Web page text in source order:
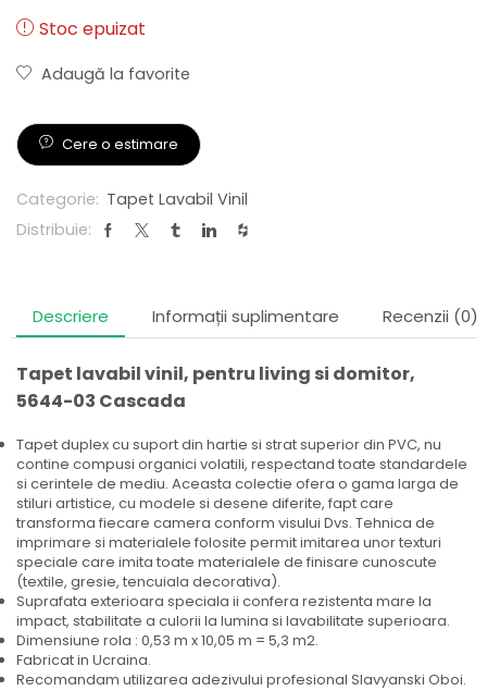
Stoc epuizat
Adaugă la favorite
Cere o estimare
Categorie: Tapet Lavabil Vinil
Distribuie:
Descriere Informații suplimentare Recenzii (0)
Tapet lavabil vinil, pentru living si domitor,
5644-03 Cascada
Tapet duplex cu suport din hartie si strat superior din PVC, nu
contine compusi organici volatili, respectand toate standardele
si cerintele de mediu. Aceasta colectie ofera o gama larga de
stiluri artistice, cu modele si desene diferite, fapt care
transforma fiecare camera conform visului Dvs. Tehnica de
imprimare si materialele folosite permit imitarea unor texturi
speciale care imita toate materialele de finisare cunoscute
(textile, gresie, tencuiala decorativa).
Suprafata exterioara speciala ii confera rezistenta mare la
impact, stabilitate a culorii la lumina si lavabilitate superioara.
Dimensiune rola : 0,53 m x 10,05 m = 5,3 m2.
Fabricat in Ucraina.
Recomandam utilizarea adezivului profesional Slavyanski Oboi.